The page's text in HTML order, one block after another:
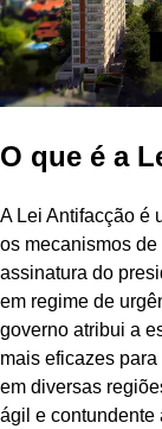
O que é a
A Lei Antifacção é
os mecanismos
assinatura do
em regime de
governo atribui a
mais eficazes
em diversas
ágil e contundente